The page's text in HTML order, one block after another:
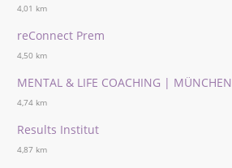
4,01 km
reConnect Prem
4,50 km
MENTAL & LIFE COACHING | MÜNCHEN
4,74 km
Results Institut
4,87 km